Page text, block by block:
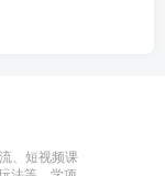
、短视频课